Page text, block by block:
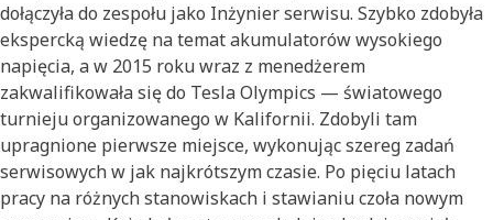
dołączyła do zespołu jako Inżynier serwisu. Szybko zdobyła
ekspercką wiedzę na temat akumulatorów wysokiego
napięcia, a w 2015 roku wraz z menedżerem
zakwalifikowała się do Tesla Olympics — światowego
turnieju organizowanego w Kalifornii. Zdobyli tam
upragnione pierwsze miejsce, wykonując szereg zadań
serwisowych w jak najkrótszym czasie. Po pięciu latach
pracy na różnych stanowiskach i stawianiu czoła nowym